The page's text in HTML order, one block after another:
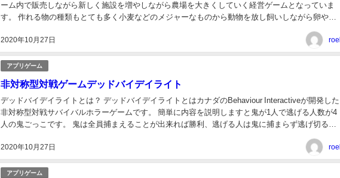
2020年10月27日
ーム内で販売しながら新しく施設を増やしながら農場を大きくしていく経営ゲームとなっていま
す。 作れる物の種類もとても多く小麦などのメジャーなものから動物を放し飼いしながら卵や肉
roel
アプリゲーム
非対称型対戦ゲームデッドバイデイライト
2020年10月27日
デッドバイデイライトとは？ デッドバイデイライトとはカナダのBehaviour Interactiveが開発した
非対称型対戦サバイバルホラーゲームです。 簡単に内容を説明しますと鬼が1人で逃げる人数が4
人の鬼ごっこです。 鬼は全員捕まえることが出来れば勝利、逃げる人は鬼に捕まらず逃げ切ると
roel
アプリゲーム